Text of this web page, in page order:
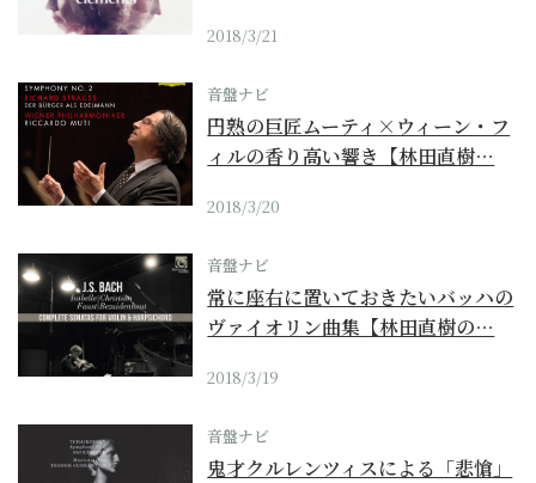
2018/3/21
音盤ナビ
円熟の巨匠ムーティ×ウィーン・フ
ィルの香り高い響き【林田直樹…
2018/3/20
音盤ナビ
常に座右に置いておきたいバッハの
ヴァイオリン曲集【林田直樹の…
2018/3/19
音盤ナビ
鬼才クルレンツィスによる「悲愴」